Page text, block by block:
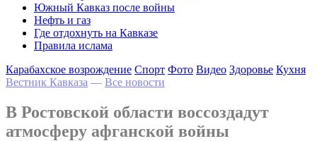
Южный Кавказ после войны
Нефть и газ
Где отдохнуть на Кавказе
Правила ислама
Карабахское возрождение Спорт Фото Видео Здоровье Кухня
Вестник Кавказа — Все новости
В Ростовской области воссоздадут
атмосферу афганской войны